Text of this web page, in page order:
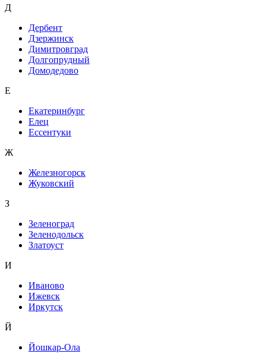
Д
Дербент
Дзержинск
Димитровград
Долгопрудный
Домодедово
Е
Екатеринбург
Елец
Ессентуки
Ж
Железногорск
Жуковский
З
Зеленоград
Зеленодольск
Златоуст
И
Иваново
Ижевск
Иркутск
Й
Йошкар-Ола